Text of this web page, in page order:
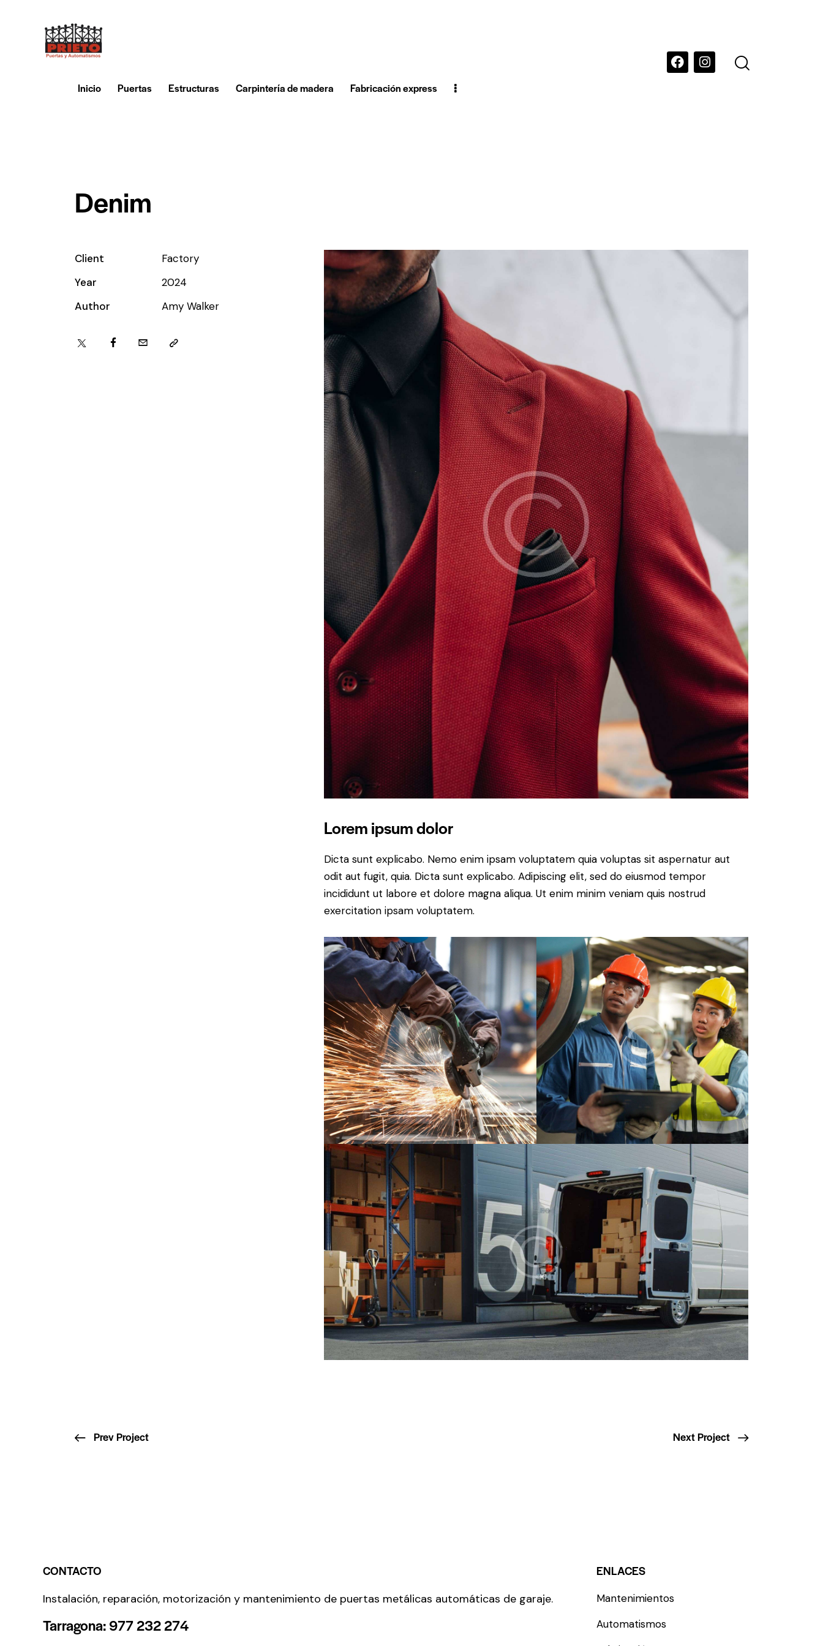
Inicio Puertas Estructuras Carpintería de madera Fabricación express
Denim
Client
Factory
Year
2024
Author
Amy Walker
Lorem ipsum dolor
Dicta sunt explicabo. Nemo enim ipsam voluptatem quia voluptas sit aspernatur aut
odit aut fugit, quia. Dicta sunt explicabo. Adipiscing elit, sed do eiusmod tempor
incididunt ut labore et dolore magna aliqua. Ut enim minim veniam quis nostrud
exercitation ipsam voluptatem.
Prev Project Next Project
CONTACTO
Instalación, reparación, motorización y mantenimiento de puertas metálicas automáticas de garaje.
Tarragona: 977 232 274
ENLACES
Mantenimientos
Automatismos